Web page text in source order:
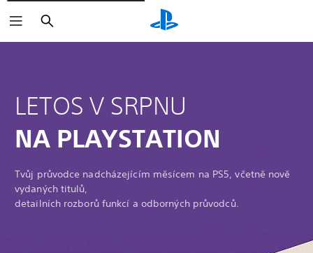
Vyhledat
LETOS V SRPNU
NA PLAYSTATION
Tvůj průvodce nadcházejícím měsícem na PS5, včetně nově
vydaných titulů,
detailních rozborů funkcí a odborných průvodců.